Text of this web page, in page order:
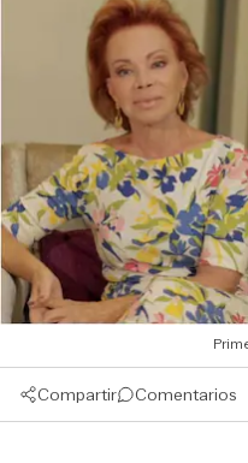
Compartir Comentarios